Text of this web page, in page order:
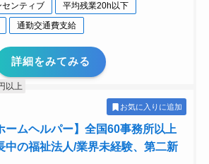
センティブ
平均残業20h以下
通勤交通費支給
詳細をみてみる
以上
お気に入りに追加
ームヘルパー】全国60事務所以上
中の福祉法人/業界未経験、第二新